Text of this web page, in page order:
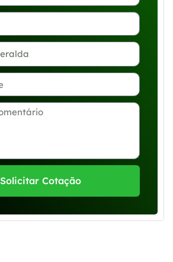
Solicitar Cotação